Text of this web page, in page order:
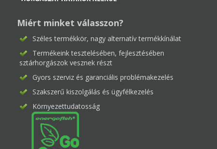
Miért minket válasszon?
Széles termékkör, nagy alternatív termékkínálat
Termékeink tesztelésében, fejlesztésében
sztárhorgászok vesznek részt
Gyors szerviz és garanciális problémakezelés
Szakszerű kiszolgálás és ügyfélkezelés
Környezettudatosság